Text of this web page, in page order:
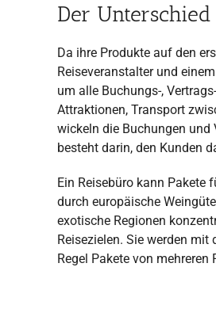
Der
Da ihre Produkte auf den
Reiseveranstalter und einem
um alle Buchungs-,
Attraktionen, Transport
wickeln die Buchungen und
besteht darin, den Kunden
Ein Reisebüro kann Pakete
durch europäische
exotische Regionen
Reisezielen. Sie werden
Regel Pakete von